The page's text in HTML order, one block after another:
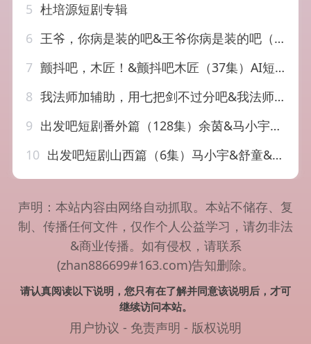
5 杜培源短剧专辑
6 王爷，你病是装的吧&王爷你病是装的吧（30集）AI短剧
7 颤抖吧，木匠！&颤抖吧木匠（37集）AI短剧
8 我法师加辅助，用七把剑不过分吧&我法师加辅助用七把剑不过分吧（60集）AI短剧
9 出发吧短剧番外篇（128集）余茵&马小宇&白方文&舒童&觅七&滕泽文
10 出发吧短剧山西篇（6集）马小宇&舒童&滕泽文&余茵&觅七&白方文
声明：本站内容由网络自动抓取。本站不储存、复
制、传播任何文件，仅作个人公益学习，请勿非法
&商业传播。如有侵权，请联系
(zhan886699#163.com)告知删除。
请认真阅读以下说明，您只有在了解并同意该说明后，才可
继续访问本站。
用户协议 - 免责声明 - 版权说明